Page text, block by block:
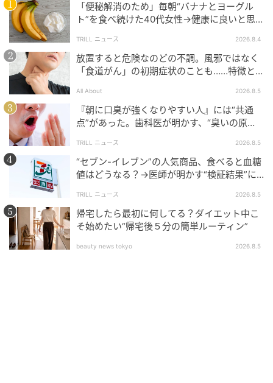
暮らしニスタ
ドリンクバーやメニュー表から選びたい、おすすめの
飲み物を集めました。
常温のミネラルウォーター
喉に余計な刺激を与えずに乾燥を防いでくれる、一番
シンプルで頼れる存在です。氷なしの常温を選ぶこと
で、喉への刺激が少ないとされています。カロリーも
ゼロなので、ダイエット中の方でも安心して喉を潤せ
ますね。
「便秘解消のため」毎朝“バナナとヨーグル
ト”を食べ続けた40代女性→健康に良いと思
TRILL ニュース 2026.8.4
放置すると危険なのどの不調。風邪ではなく
「食道がん」の初期症状のことも……特徴と
All About 2026.8.5
『朝に口臭が強くなりやすい人』には“共通
点”があった。歯科医が明かす、“臭いの原
TRILL ニュース 2026.8.5
“セブン-イレブン”の人気商品、食べると血糖
値はどうなる？→医師が明かす“検証結果”に
TRILL ニュース 2026.8.5
帰宅したら最初に何してる？ダイエット中こ
そ始めたい“帰宅後５分の簡単ルーティン”
beauty news tokyo 2026.8.5